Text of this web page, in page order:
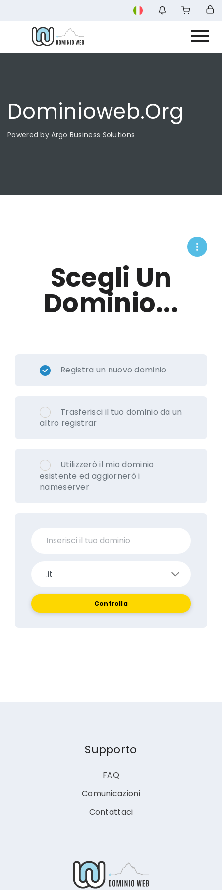
Dominioweb.org
Powered by Argo Business Solutions
Scegli Un
Dominio...
Registra un nuovo dominio
Trasferisci il tuo dominio da un
altro registrar
Utilizzerò il mio dominio
esistente ed aggiornerò i
nameserver
Controlla
Supporto
FAQ
Comunicazioni
Contattaci